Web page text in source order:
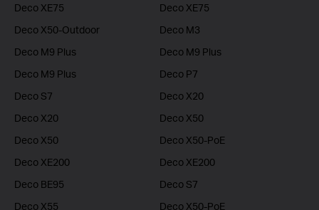
Deco XE75
Deco XE75
Deco X50-Outdoor
Deco M3
Deco M9 Plus
Deco M9 Plus
Deco M9 Plus
Deco P7
Deco S7
Deco X20
Deco X20
Deco X50
Deco X50
Deco X50-PoE
Deco XE200
Deco XE200
Deco BE95
Deco S7
Deco X55
Deco X50-PoE